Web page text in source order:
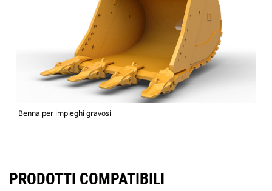
Benna per impieghi gravosi
PRODOTTI COMPATIBILI